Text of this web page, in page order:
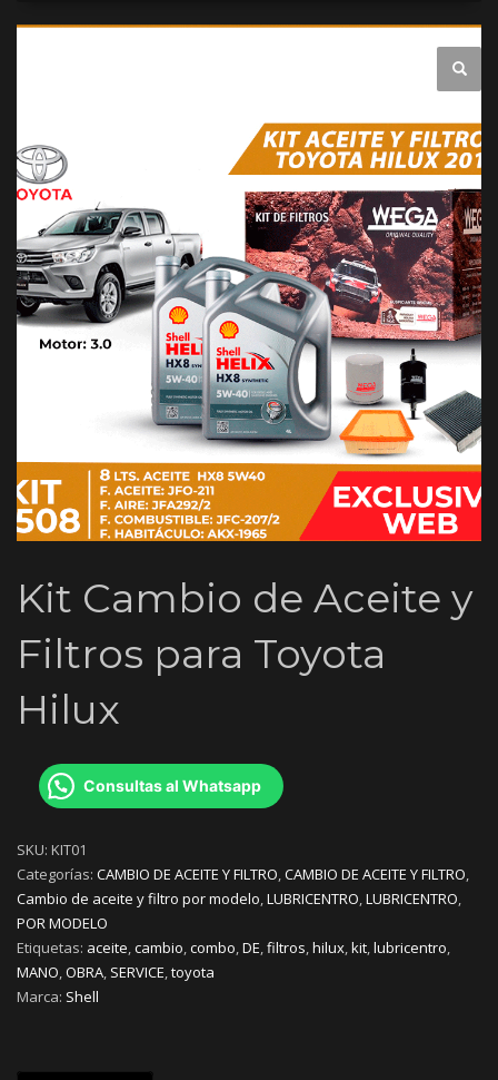
Kit Cambio de Aceite y
Filtros para Toyota
Hilux
Consultas al Whatsapp
SKU: KIT01
Categorías: CAMBIO DE ACEITE Y FILTRO,CAMBIO DE ACEITE Y FILTRO,
Cambio de aceite y filtro por modelo,LUBRICENTRO,LUBRICENTRO,
POR MODELO
Etiquetas: aceite,cambio,combo,DE,filtros,hilux,kit,lubricentro,
MANO,OBRA, SERVICE,toyota
Marca: Shell